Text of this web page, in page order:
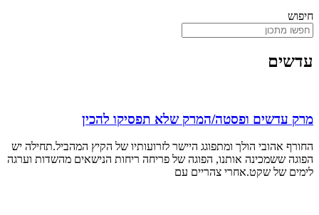
חיפוש
עדשים
מרק עדשים ופסטה/המרק שלא תפסיקו להכין
החורף אהובי הולך ומתפוגג היישר לזרועותיו של הקיץ המהביל.תחילה יש
הפוגה ששמכינה אותנו, הפוגה של פריחה ריחות הנישאים מהשדות וערגה
לימים של שקט.אחרי צהריים עם